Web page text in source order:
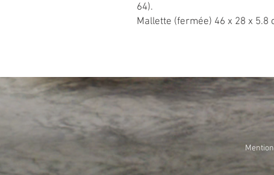
64).
Mallette (fermée) 46 x 28 x 5.8